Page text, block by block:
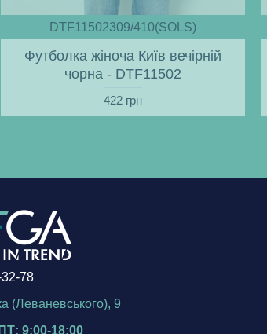
DTF11502309/410(SOLS)
Футболка жіноча Київ вечірній
чорна - DTF11502
422 грн
78
(Леваневського), 9
9:00-18:00